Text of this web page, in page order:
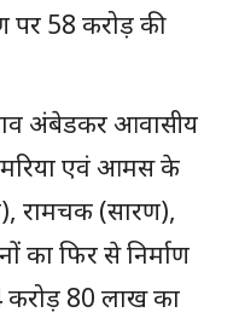
पर 58 करोड़ की
अंबेडकर आवासीय
एवं आमस के
रामचक (सारण),
का फिर से निर्माण
करोड़ 80 लाख का